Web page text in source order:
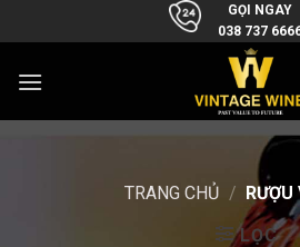
to
GỌI NGAY
038 737
TRANG CHỦ / RƯỢU
LỌC